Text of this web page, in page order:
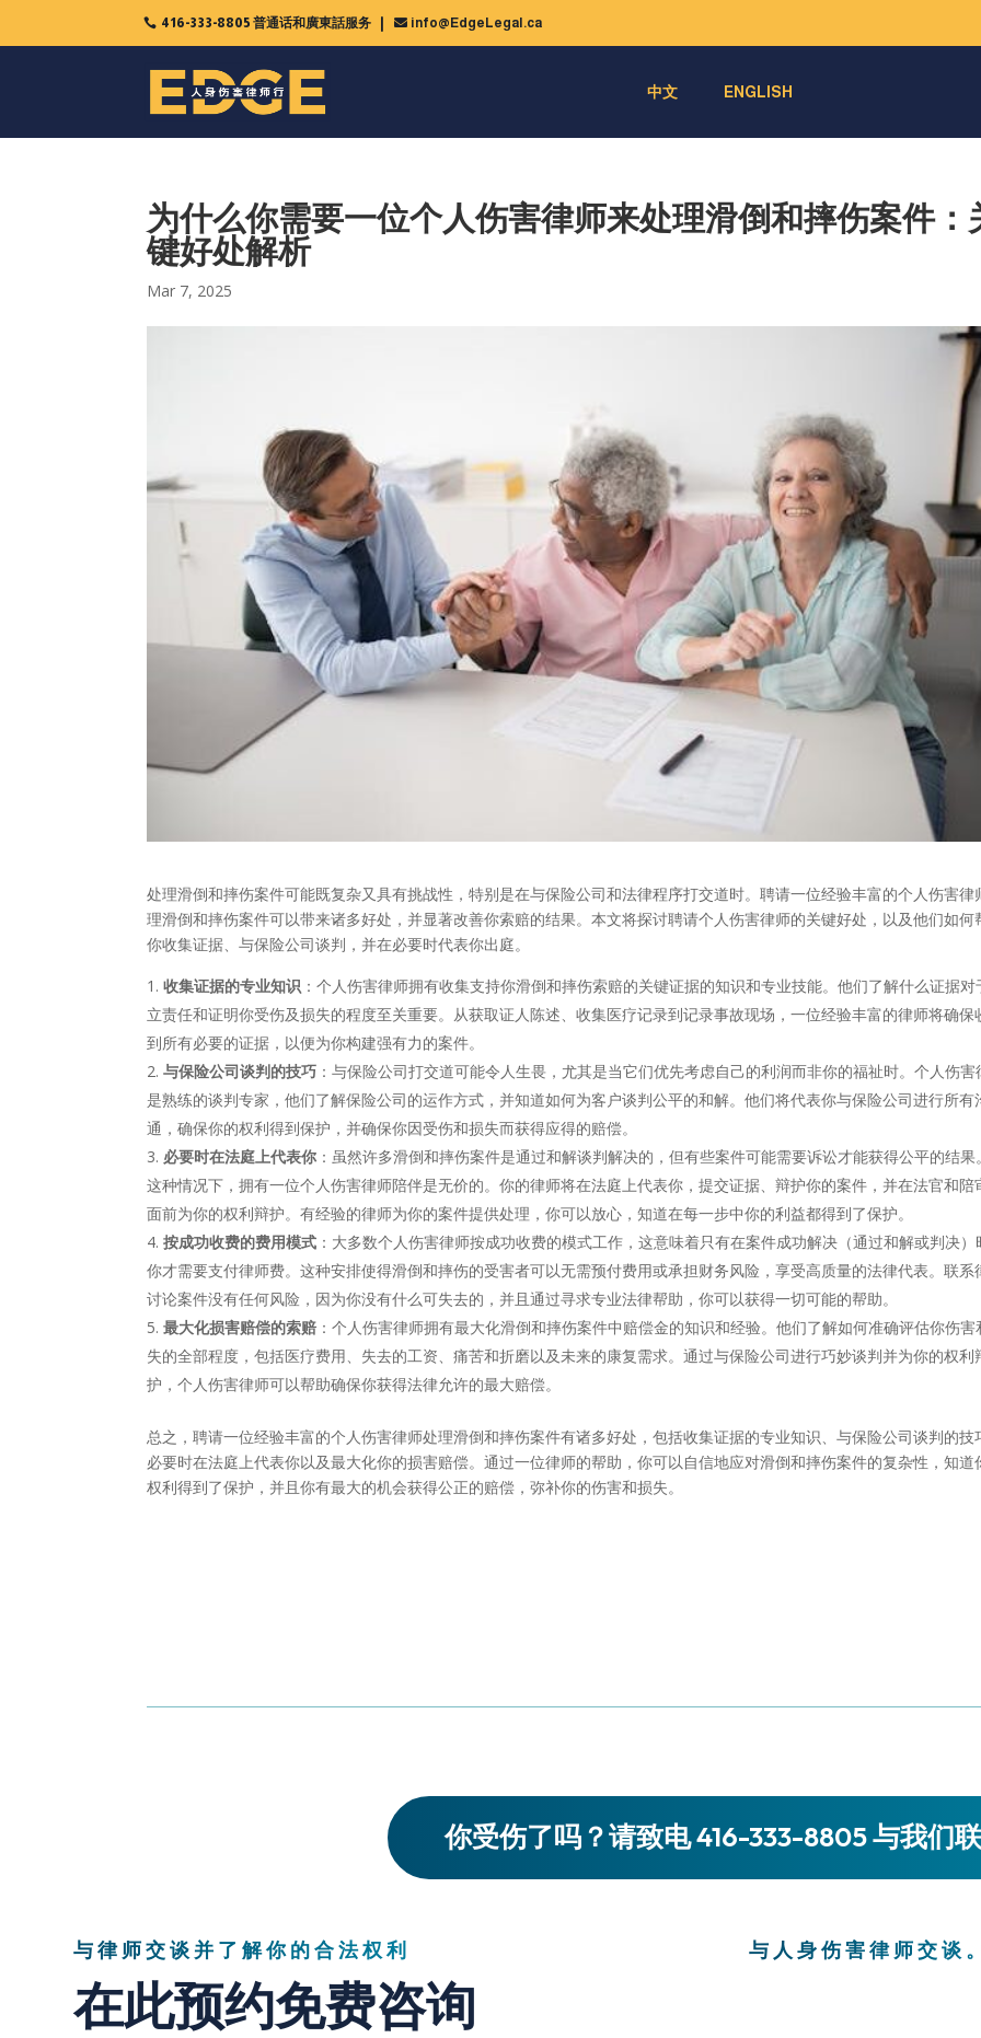
416-333-8805 普通话和廣東話服务  info@EdgeLegal.ca
中文 ENGLISH
为什么你需要一位个人伤害律师来处理滑倒和摔伤案件：
键好处解析
Mar 7, 2025
处理滑倒和摔伤案件可能既复杂又具有挑战性，特别是在与保险公司和法律程序打交道时。聘请一位经验丰富的个人伤害律
理滑倒和摔伤案件可以带来诸多好处，并显著改善你索赔的结果。本文将探讨聘请个人伤害律师的关键好处，以及他们如何
你收集证据、与保险公司谈判，并在必要时代表你出庭。
收集证据的专业知识 ：个人伤害律师拥有收集支持你滑倒和摔伤索赔的关键证据的知识和专业技能。他们了解什么证据对
立责任和证明你受伤及损失的程度至关重要。从获取证人陈述、收集医疗记录到记录事故现场，一位经验丰富的律师将确保
到所有必要的证据，以便为你构建强有力的案件。
与保险公司谈判的技巧 ：与保险公司打交道可能令人生畏，尤其是当它们优先考虑自己的利润而非你的福祉时。个人伤害
是熟练的谈判专家，他们了解保险公司的运作方式，并知道如何为客户谈判公平的和解。他们将代表你与保险公司进行所有
通，确保你的权利得到保护，并确保你因受伤和损失而获得应得的赔偿。
必要时在法庭上代表你 ：虽然许多滑倒和摔伤案件是通过和解谈判解决的，但有些案件可能需要诉讼才能获得公平的结果
这种情况下，拥有一位个人伤害律师陪伴是无价的。你的律师将在法庭上代表你，提交证据、辩护你的案件，并在法官和陪
面前为你的权利辩护。有经验的律师为你的案件提供处理，你可以放心，知道在每一步中你的利益都得到了保护。
按成功收费的费用模式 ：大多数个人伤害律师按成功收费的模式工作，这意味着只有在案件成功解决（通过和解或判决）
你才需要支付律师费。这种安排使得滑倒和摔伤的受害者可以无需预付费用或承担财务风险，享受高质量的法律代表。联系
讨论案件没有任何风险，因为你没有什么可失去的，并且通过寻求专业法律帮助，你可以获得一切可能的帮助。
最大化损害赔偿的索赔 ：个人伤害律师拥有最大化滑倒和摔伤案件中赔偿金的知识和经验。他们了解如何准确评估你伤害
失的全部程度，包括医疗费用、失去的工资、痛苦和折磨以及未来的康复需求。通过与保险公司进行巧妙谈判并为你的权利
护，个人伤害律师可以帮助确保你获得法律允许的最大赔偿。
总之，聘请一位经验丰富的个人伤害律师处理滑倒和摔伤案件有诸多好处，包括收集证据的专业知识、与保险公司谈判的技
必要时在法庭上代表你以及最大化你的损害赔偿。通过一位律师的帮助，你可以自信地应对滑倒和摔伤案件的复杂性，知道
权利得到了保护，并且你有最大的机会获得公正的赔偿，弥补你的伤害和损失。
你受伤了吗？请致电 416-333-8805 与我们
与律师交谈并了解你的合法权利
在此预约免费咨询
与人身伤害律师交谈